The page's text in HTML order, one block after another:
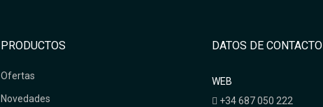
PRODUCTOS
Ofertas
Novedades
DATOS DE CONTACTO
WEB
+34 687 050 222